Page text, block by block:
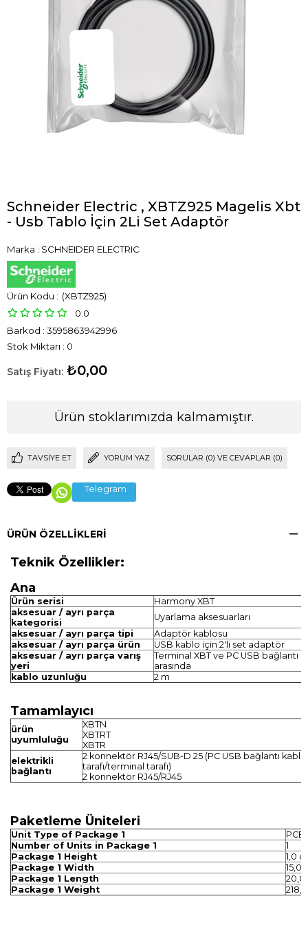
Schneider Electric , XBTZ925 Magelis Xbt
- Usb Tablo İçin 2Li Set Adaptör
Marka : SCHNEIDER ELECTRIC
(XBTZ925)
0.0
Barkod : 3595863942996
Stok Miktarı : 0
₺0,00
Ürün stoklarımızda kalmamıştır.
TAVSIYE ET YORUM YAZ SORULAR (0) VE CEVAPLAR (0)
Telegram
ÜRÜN ÖZELLIKLERI
Teknik Özellikler:
Ana
Ürün serisi
Harmony XBT
aksesuar / ayrı parça
kategorisi
Uyarlama aksesuarları
aksesuar / ayrı parça tipi
Adaptör kablosu
aksesuar / ayrı parça ürün
USB kablo için 2'li set adaptör
aksesuar / ayrı parça varış
yeri
Terminal XBT ve PC USB bağlantı
arasında
kablo uzunluğu
2 m
Tamamlayıcı
ürün
uyumluluğu
XBTN
XBTRT
XBTR
elektrikli
bağlantı
2 konnektör RJ45/SUB-D 25 (PC USB bağlantı
tarafı/terminal tarafı)
2 konnektör RJ45/RJ45
Paketleme Üniteleri
Unit Type of Package 1
PCE
Number of Units in Package 1
1
Package 1 Height
1,0
Package 1 Width
15,0
Package 1 Length
20,0
Package 1 Weight